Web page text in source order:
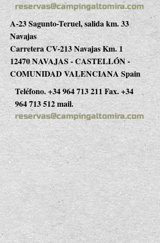
reservas@campingaltomira.com
A-23 Sagunto-Teruel, salida km. 33
Navajas
Carretera CV-213 Navajas Km. 1
12470 NAVAJAS - CASTELLÓN -
COMUNIDAD VALENCIANA Spain
Teléfono.+34 964 713 211Fax.+34
964 713 512mail.
reservas@campingaltomira.com